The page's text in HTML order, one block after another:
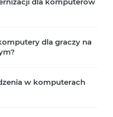
dla graczy na
w komputerach